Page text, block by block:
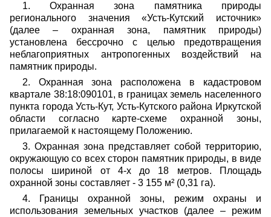
1. Охранная зона памятника природы
регионального значения «Усть-Кутский источник»
(далее – охранная зона, памятник природы)
установлена бессрочно с целью предотвращения
неблагоприятных антропогенных воздействий на
памятник природы.
2. Охранная зона расположена в кадастровом
квартале 38:18:090101, в границах земель населенного
пункта города Усть-Кут, Усть-Кутского района Иркутской
области согласно карте-схеме охранной зоны,
прилагаемой к настоящему Положению.
3. Охранная зона представляет собой территорию,
окружающую со всех сторон памятник природы, в виде
полосы шириной от 4-х до 18 метров. Площадь
охранной зоны составляет - 3 155 м² (0,31 га).
4. Границы охранной зоны, режим охраны и
использования земельных участков (далее – режим